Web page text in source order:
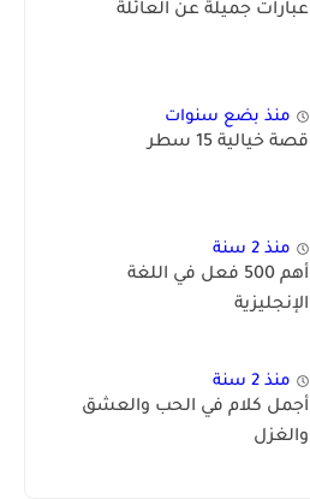
عبارات جميلة عن العائلة
منذ بضع سنوات
قصة خيالية 15 سطر
منذ 2 سنة
أهم 500 فعل في اللغة
الإنجليزية
منذ 2 سنة
أجمل كلام في الحب والعشق
والغزل